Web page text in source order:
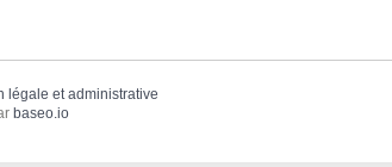
légale et administrative
baseo.io